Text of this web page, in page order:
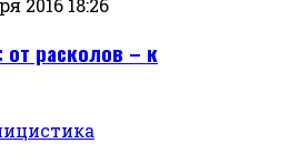
2016 18:26
расколов – к